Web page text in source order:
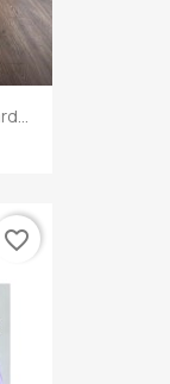
favorite_border